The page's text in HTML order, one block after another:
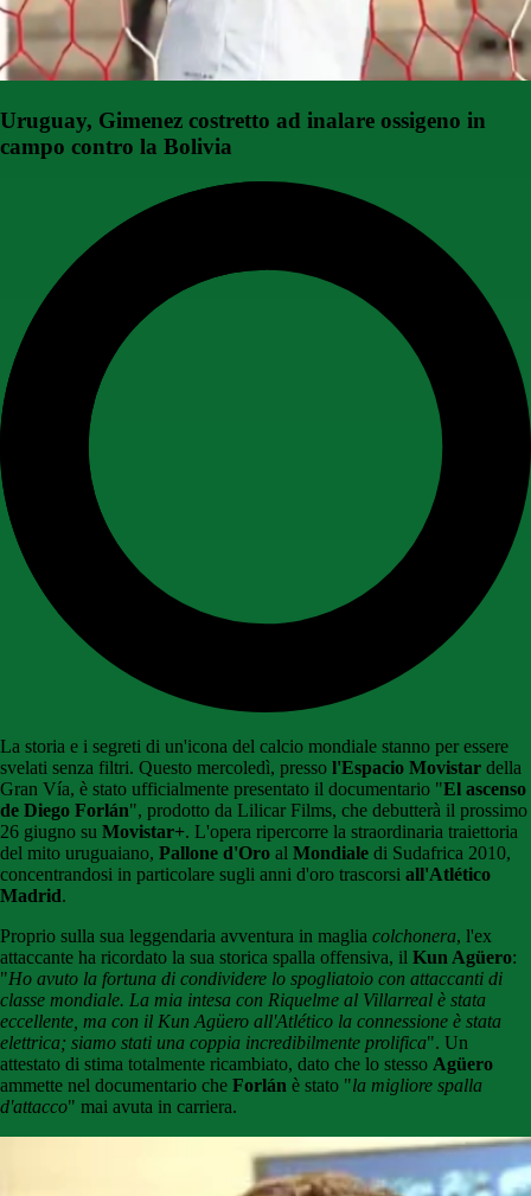
Uruguay, Gimenez costretto ad inalare ossigeno in
campo contro la Bolivia
La storia e i segreti di un'icona del calcio mondiale stanno per essere
svelati senza filtri. Questo mercoledì, presso l'Espacio Movistar della
Gran Vía, è stato ufficialmente presentato il documentario "El ascenso
de Diego Forlán", prodotto da Lilicar Films, che debutterà il prossimo
26 giugno su Movistar+. L'opera ripercorre la straordinaria traiettoria
del mito uruguaiano, Pallone d'Oro al Mondiale di Sudafrica 2010,
concentrandosi in particolare sugli anni d'oro trascorsi all'Atlético
Madrid.
Proprio sulla sua leggendaria avventura in maglia colchonera, l'ex
attaccante ha ricordato la sua storica spalla offensiva, il Kun Agüero:
"Ho avuto la fortuna di condividere lo spogliatoio con attaccanti di
classe mondiale. La mia intesa con Riquelme al Villarreal è stata
eccellente, ma con il Kun Agüero all'Atlético la connessione è stata
elettrica; siamo stati una coppia incredibilmente prolifica". Un
attestato di stima totalmente ricambiato, dato che lo stesso Agüero
ammette nel documentario che Forlán è stato "la migliore spalla
d'attacco" mai avuta in carriera.